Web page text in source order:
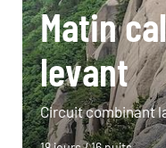
Matin
levant
Circuit combinant